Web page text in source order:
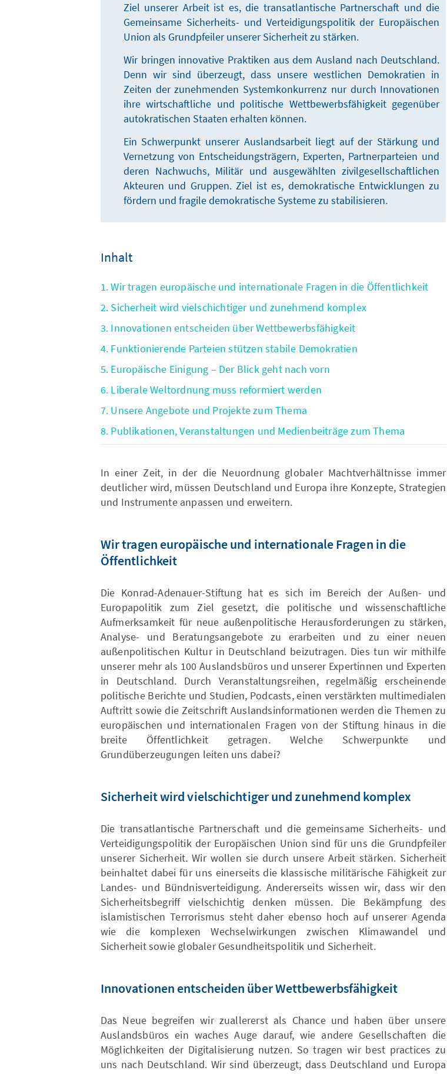
Ziel unserer Arbeit ist es, die transatlantische Partnerschaft und die
Gemeinsame Sicherheits- und Verteidigungspolitik der Europäischen
Union als Grundpfeiler unserer Sicherheit zu stärken.
Wir bringen innovative Praktiken aus dem Ausland nach Deutschland.
Denn wir sind überzeugt, dass unsere westlichen Demokratien in
Zeiten der zunehmenden Systemkonkurrenz nur durch Innovationen
ihre wirtschaftliche und politische Wettbewerbsfähigkeit gegenüber
autokratischen Staaten erhalten können.
Ein Schwerpunkt unserer Auslandsarbeit liegt auf der Stärkung und
Vernetzung von Entscheidungsträgern, Experten, Partnerparteien und
deren Nachwuchs, Militär und ausgewählten zivilgesellschaftlichen
Akteuren und Gruppen. Ziel ist es, demokratische Entwicklungen zu
fördern und fragile demokratische Systeme zu stabilisieren.
Inhalt
1. Wir tragen europäische und internationale Fragen in die Öffentlichkeit
2. Sicherheit wird vielschichtiger und zunehmend komplex
3. Innovationen entscheiden über Wettbewerbsfähigkeit
4. Funktionierende Parteien stützen stabile Demokratien
5. Europäische Einigung – Der Blick geht nach vorn
6. Liberale Weltordnung muss reformiert werden
7. Unsere Angebote und Projekte zum Thema
8. Publikationen, Veranstaltungen und Medienbeiträge zum Thema
In einer Zeit, in der die Neuordnung globaler Machtverhältnisse immer
deutlicher wird, müssen Deutschland und Europa ihre Konzepte, Strategien
und Instrumente anpassen und erweitern.
Wir tragen europäische und internationale Fragen in die
Öffentlichkeit
Die Konrad-Adenauer-Stiftung hat es sich im Bereich der Außen- und
Europapolitik zum Ziel gesetzt, die politische und wissenschaftliche
Aufmerksamkeit für neue außenpolitische Herausforderungen zu stärken,
Analyse- und Beratungsangebote zu erarbeiten und zu einer neuen
außenpolitischen Kultur in Deutschland beizutragen. Dies tun wir mithilfe
unserer mehr als 100 Auslandsbüros und unserer Expertinnen und Experten
in Deutschland. Durch Veranstaltungsreihen, regelmäßig erscheinende
politische Berichte und Studien, Podcasts, einen verstärkten multimedialen
Auftritt sowie die Zeitschrift Auslandsinformationen werden die Themen zu
europäischen und internationalen Fragen von der Stiftung hinaus in die
breite Öffentlichkeit getragen. Welche Schwerpunkte und
Grundüberzeugungen leiten uns dabei?
Sicherheit wird vielschichtiger und zunehmend komplex
Die transatlantische Partnerschaft und die gemeinsame Sicherheits- und
Verteidigungspolitik der Europäischen Union sind für uns die Grundpfeiler
unserer Sicherheit. Wir wollen sie durch unsere Arbeit stärken. Sicherheit
beinhaltet dabei für uns einerseits die klassische militärische Fähigkeit zur
Landes- und Bündnisverteidigung. Andererseits wissen wir, dass wir den
Sicherheitsbegriff vielschichtig denken müssen. Die Bekämpfung des
islamistischen Terrorismus steht daher ebenso hoch auf unserer Agenda
wie die komplexen Wechselwirkungen zwischen Klimawandel und
Sicherheit sowie globaler Gesundheitspolitik und Sicherheit.
Innovationen entscheiden über Wettbewerbsfähigkeit
Das Neue begreifen wir zuallererst als Chance und haben über unsere
Auslandsbüros ein waches Auge darauf, wie andere Gesellschaften die
Möglichkeiten der Digitalisierung nutzen. So tragen wir best practices zu
uns nach Deutschland. Wir sind überzeugt, dass Deutschland und Europa